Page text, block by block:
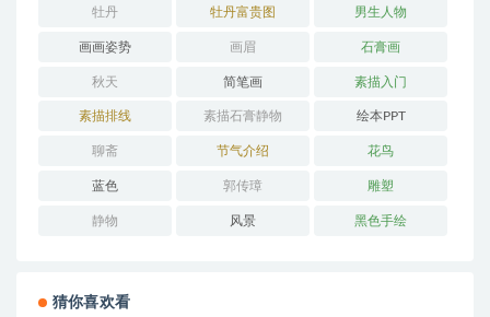
牡丹 牡丹富贵图 男生人物
画画姿势 画眉 石膏画
秋天 简笔画 素描入门
素描排线 素描石膏静物 绘本PPT
聊斋 节气介绍 花鸟
蓝色 郭传璋 雕塑
静物 风景 黑色手绘
猜你喜欢看